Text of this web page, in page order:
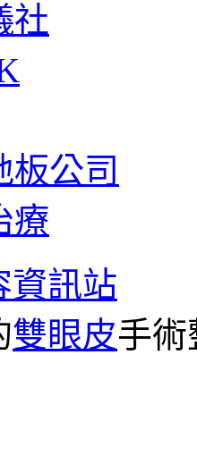
社
板公司
療
資訊站
雙眼皮手術